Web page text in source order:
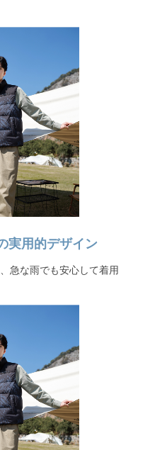
実用的デザイン
急な雨でも安心して着用